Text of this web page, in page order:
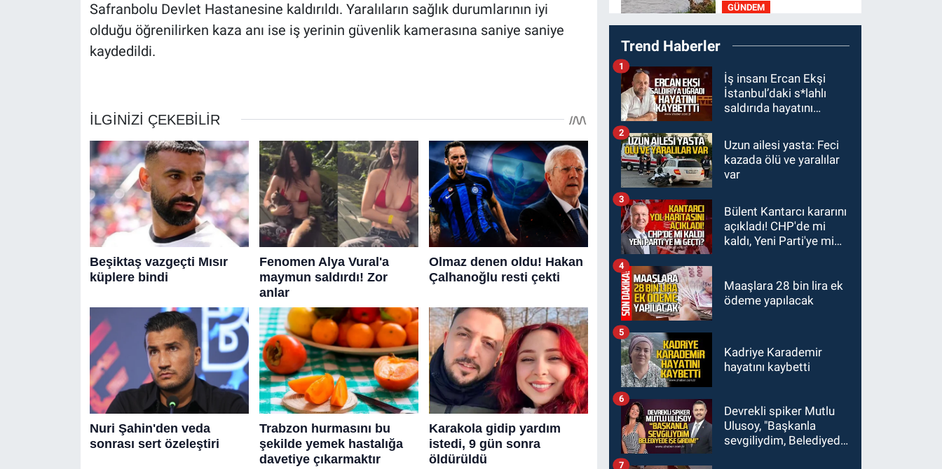
Safranbolu Devlet Hastanesine kaldırıldı. Yaralıların sağlık durumlarının iyi
olduğu öğrenilirken kaza anı ise iş yerinin güvenlik kamerasına saniye saniye
kaydedildi.
rakipler...
GÜNDEM
19:27Çaycuma
ırmağında görüldü:
yaşadı
GÜNDEM
19:12TMO kabuklu
fındık alım fiyatlarını
GÜNDEM
18:52Zonguldak'ta
pitbul köpek anne ve
Tedavi altındalar
GÜNDEM
18:44Zonguldak'ta
araç yayaya çarptı: Ağır
altına alındı
Trend Haberler
İş insanı Ercan Ekşi
İstanbul’daki s*lahlı
saldırıda hayatını
1
Uzun ailesi yasta: Feci
kazada ölü ve yaralılar
var
2
Bülent Kantarcı kararını
açıkladı! CHP'de mi
kaldı, Yeni Parti'ye mi
3
Maaşlara 28 bin lira ek
ödeme yapılacak
4
Kadriye Karademir
hayatını kaybetti
5
Devrekli spiker Mutlu
Ulusoy, "Başkanla
sevgiliydim, Belediyede
6
7